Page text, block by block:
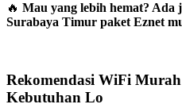
🔥 Mau yang lebih hemat? Ada
Surabaya Timur paket Eznet
Rekomendasi WiFi
Kebutuhan Lo